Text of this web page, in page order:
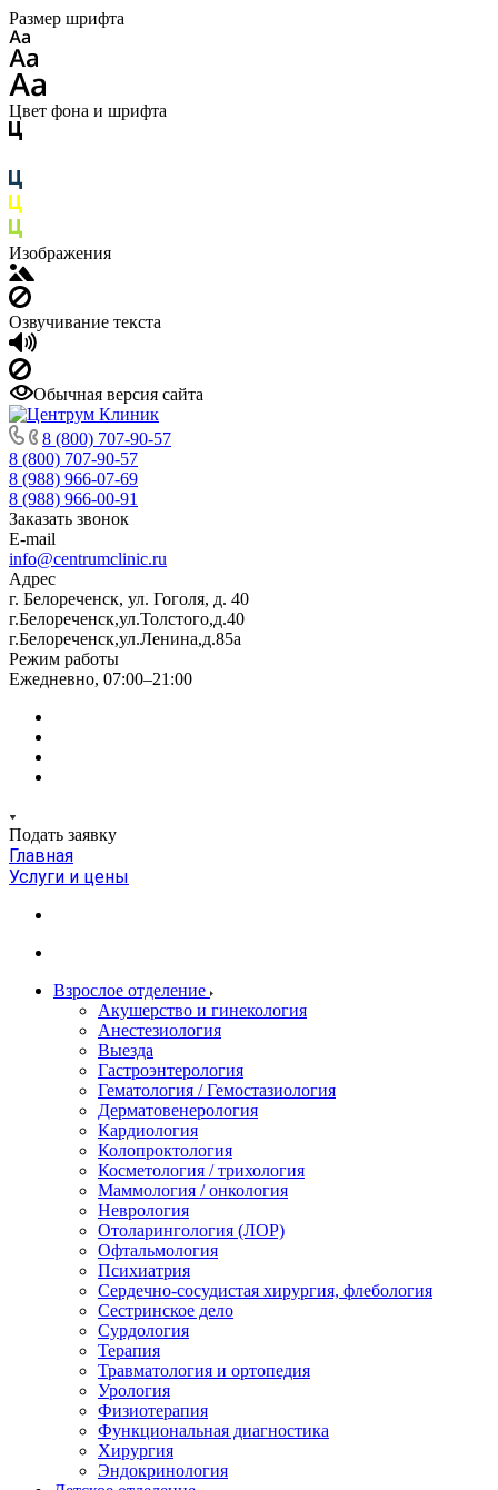
Размер шрифта
Цвет фона и шрифта
Изображения
Озвучивание текста
Обычная версия сайта
8 (800) 707-90-57
8 (800) 707-90-57
8 (988) 966-07-69
8 (988) 966-00-91
Заказать звонок
E-mail
info@centrumclinic.ru
Адрес
г. Белореченск, ул. Гоголя, д. 40
г.Белореченск,ул.Толстого,д.40
г.Белореченск,ул.Ленина,д.85а
Режим работы
Ежедневно, 07:00–21:00
Подать заявку
Главная
Услуги и цены
Взрослое отделение
Акушерство и гинекология
Анестезиология
Выезда
Гастроэнтерология
Гематология / Гемостазиология
Дерматовенерология
Кардиология
Колопроктология
Косметология / трихология
Маммология / онкология
Неврология
Отоларингология (ЛОР)
Офтальмология
Психиатрия
Сердечно-сосудистая хирургия, флебология
Сестринское дело
Сурдология
Терапия
Травматология и ортопедия
Урология
Физиотерапия
Функциональная диагностика
Хирургия
Эндокринология